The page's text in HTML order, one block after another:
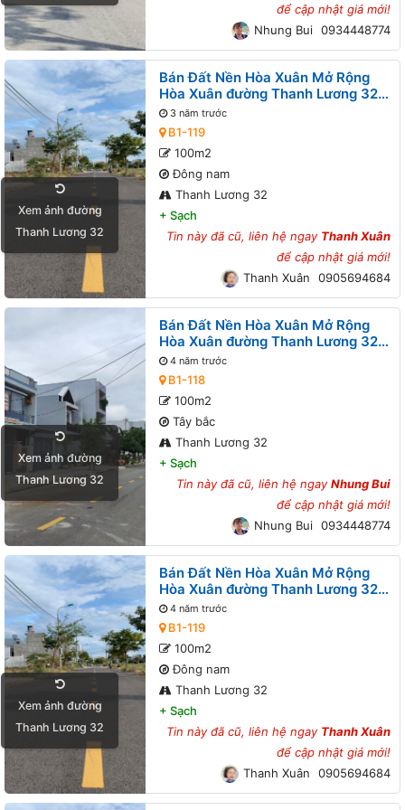
để cập nhật giá mới!
Nhung Bui 0934448774
Xem ảnh đường
Thanh Lương 32
Bán Đất Nền Hòa Xuân Mở Rộng
Hòa Xuân đường Thanh Lương 32
B1-119 lô 5x
3 năm trước
B1-119
100m2
Đông nam
Thanh Lương 32
+ Sạch
Tin này đã cũ, liên hệ ngay Thanh Xuân
để cập nhật giá mới!
Thanh Xuân
0905694684
Xem ảnh đường
Thanh Lương 32
Bán Đất Nền Hòa Xuân Mở Rộng
Hòa Xuân đường Thanh Lương 32
B1-118 lô 8x
4 năm trước
B1-118
100m2
Tây bắc
Thanh Lương 32
+ Sạch
Tin này đã cũ, liên hệ ngayNhung Bui
để cập nhật giá mới!
Nhung Bui 0934448774
Xem ảnh đường
Thanh Lương 32
Bán Đất Nền Hòa Xuân Mở Rộng
Hòa Xuân đường Thanh Lương 32
B1-119 lô 2x
4 năm trước
B1-119
100m2
Đông nam
Thanh Lương 32
+ Sạch
Tin này đã cũ, liên hệ ngay Thanh Xuân
để cập nhật giá mới!
Thanh Xuân
0905694684